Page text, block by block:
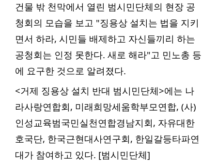
건물 밖 천막에서 열린 범시민단체의 현장 공
청회의 모습을 보고 "징용상 설치는 법을 지키
면서 하라, 시민들 배제하고 자신들끼리 하는
공청회는 인정 못한다. 새로 해라"고 민노총 등
에 요구한 것으로 알려졌다.
<거제 징용상 설치 반대 범시민단체>에는 나
라사랑연합회, 미래희망세움학부모연합, (사)
인성교육범국민실천연합경남지회, 자유대한
호국단, 한국근현대사연구회, 한일갈등타파연
대가 참여하고 있다. [범시민단체]